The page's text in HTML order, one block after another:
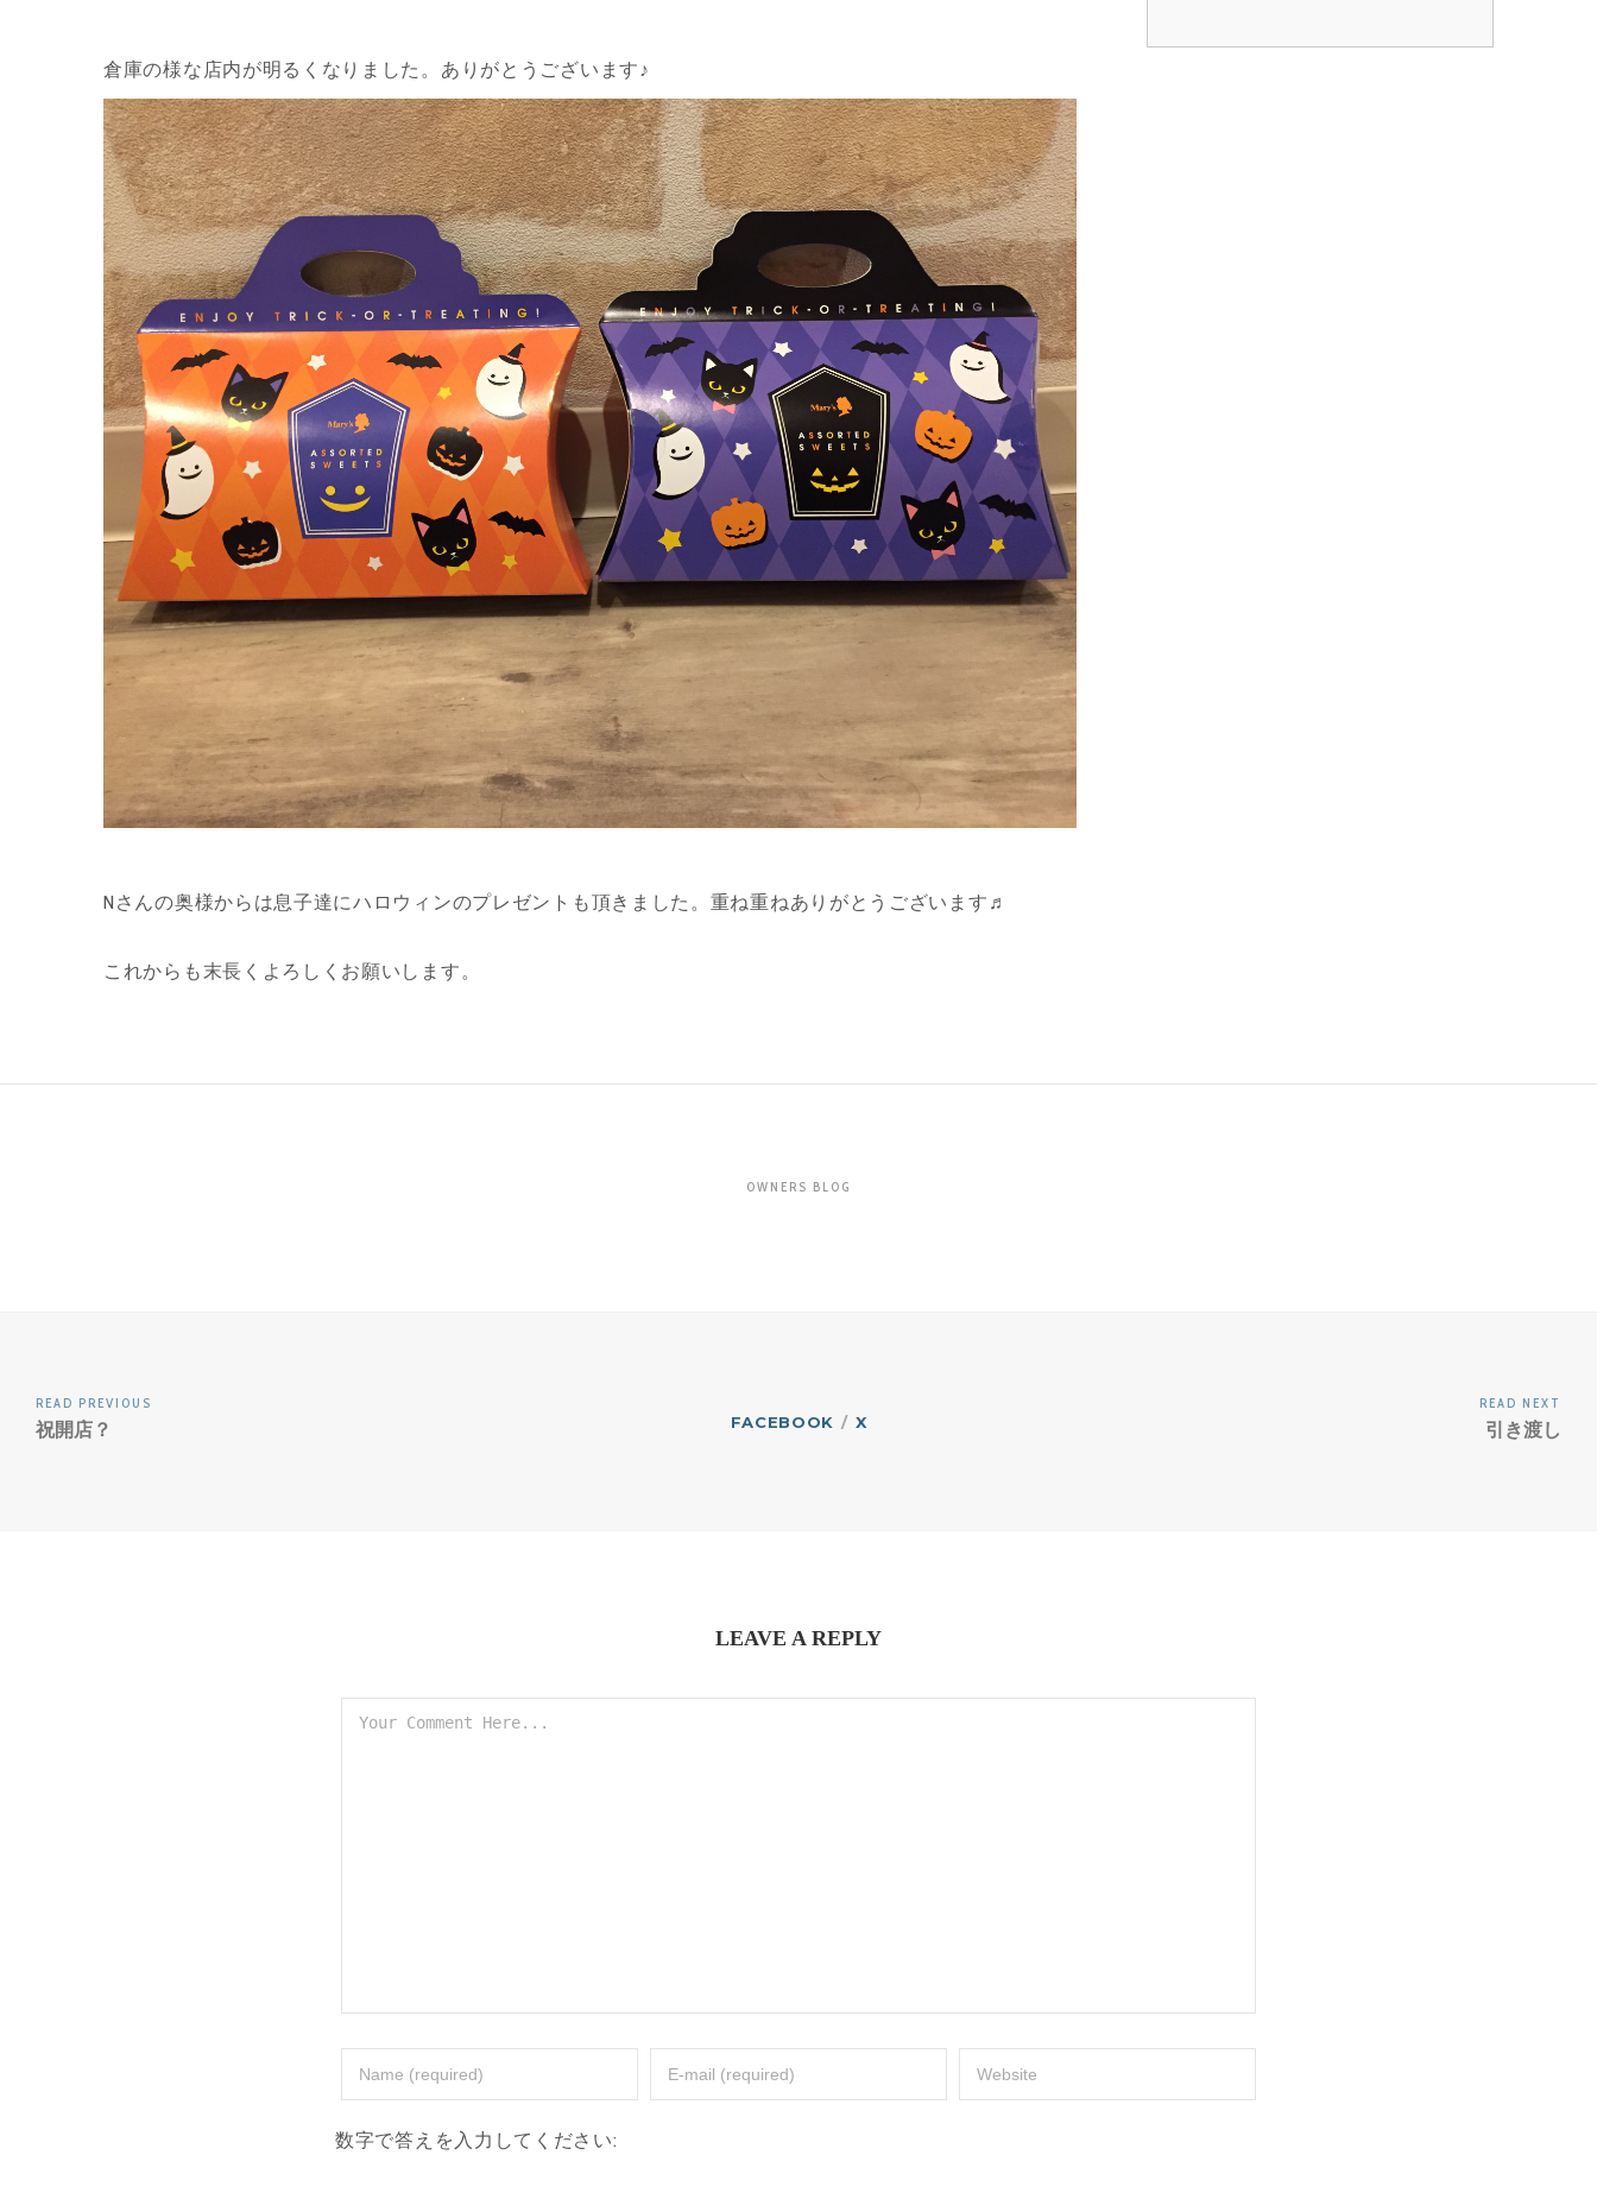
倉庫の様な店内が明るくなりました。ありがとうございます♪
Nさんの奥様からは息子達にハロウィンのプレゼントも頂きました。重ね重ねありがとうございます♬
これからも末長くよろしくお願いします。
OWNERS BLOG
READ PREVIOUS
祝開店？ FACEBOOK X
READ NEXT
引き渡し
LEAVE A REPLY
数字で答えを入力してください: